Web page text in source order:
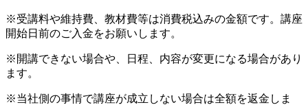
※受講料や維持費、教材費等は消費税込みの金額です。講座
開始日前のご入金をお願いします。
※開講できない場合や、日程、内容が変更になる場合があり
ます。
※当社側の事情で講座が成立しない場合は全額を返金しま